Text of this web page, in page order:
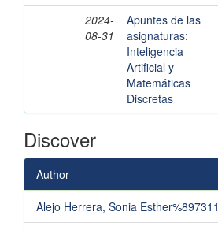
2024-
08-31
Apuntes de las
asignaturas:
Inteligencia
Artificial y
Matemáticas
Discretas
Discover
Author
Alejo Herrera, Sonia Esther%897311